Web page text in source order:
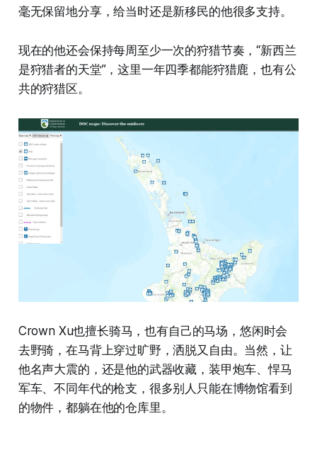
毫无保留地分享，给当时还是新移民的他很多支持。
现在的他还会保持每周至少一次的狩猎节奏，“新西兰
是狩猎者的天堂”，这里一年四季都能狩猎鹿，也有公
共的狩猎区。
Crown Xu也擅长骑马，也有自己的马场，悠闲时会
去野骑，在马背上穿过旷野，洒脱又自由。当然，让
他名声大震的，还是他的武器收藏，装甲炮车、悍马
军车、不同年代的枪支，很多别人只能在博物馆看到
的物件，都躺在他的仓库里。